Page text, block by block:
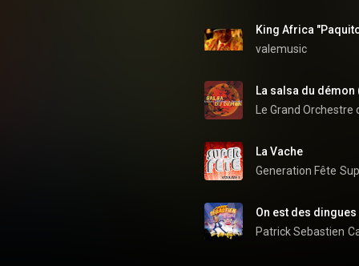
King Africa
valemusic
La salsa du démon
Le Grand Orchestre
La Vache
Generation Fête
On est des dingues
Patrick Sebastien